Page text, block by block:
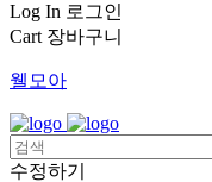
Log In 로그인
Cart 장바구니
웰모아
수정하기